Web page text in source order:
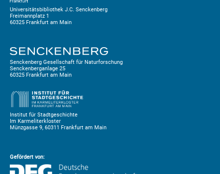
Universitätsbibliothek J.C. Senckenberg
Freimannplatz 1
60325 Frankfurt am Main
Senckenberg Gesellschaft für Naturforschung
Senckenberganlage 25
60325 Frankfurt am Main
Institut für Stadtgeschichte
Im Karmeliterkloster
Münzgasse 9, 60311 Frankfurt am Main
Gefördert von: